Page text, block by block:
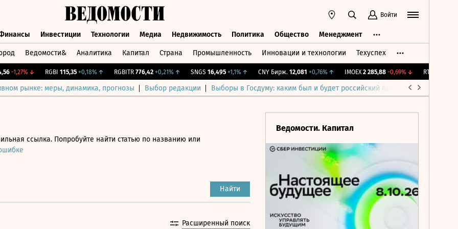
Войти
Инвестиции Технологии Медиа Недвижимость Политика Общество Менеджмент
Ведомости& Аналитика Капитал Страна Промышленность Инновации и технологии Техуспех
-1,27%↓ RGBI 115,35 +0,18% ↑ RGBITR 776,42 +0,21%↑ SNGS 16,495 +1,1% ↑ CNY Бирж. 12,081 +0,76%↑ IMOEX 2 285,88 -0,69%↓ RTSI 884,56
рынке: меры, динамика, прогнозы Выбор редакции Выборы в Госдуму: каким был и будет российский парламент
ссылка. Попробуйте найти статью по названию или
Найти
Расширенный поиск
Ведомости. Капитал